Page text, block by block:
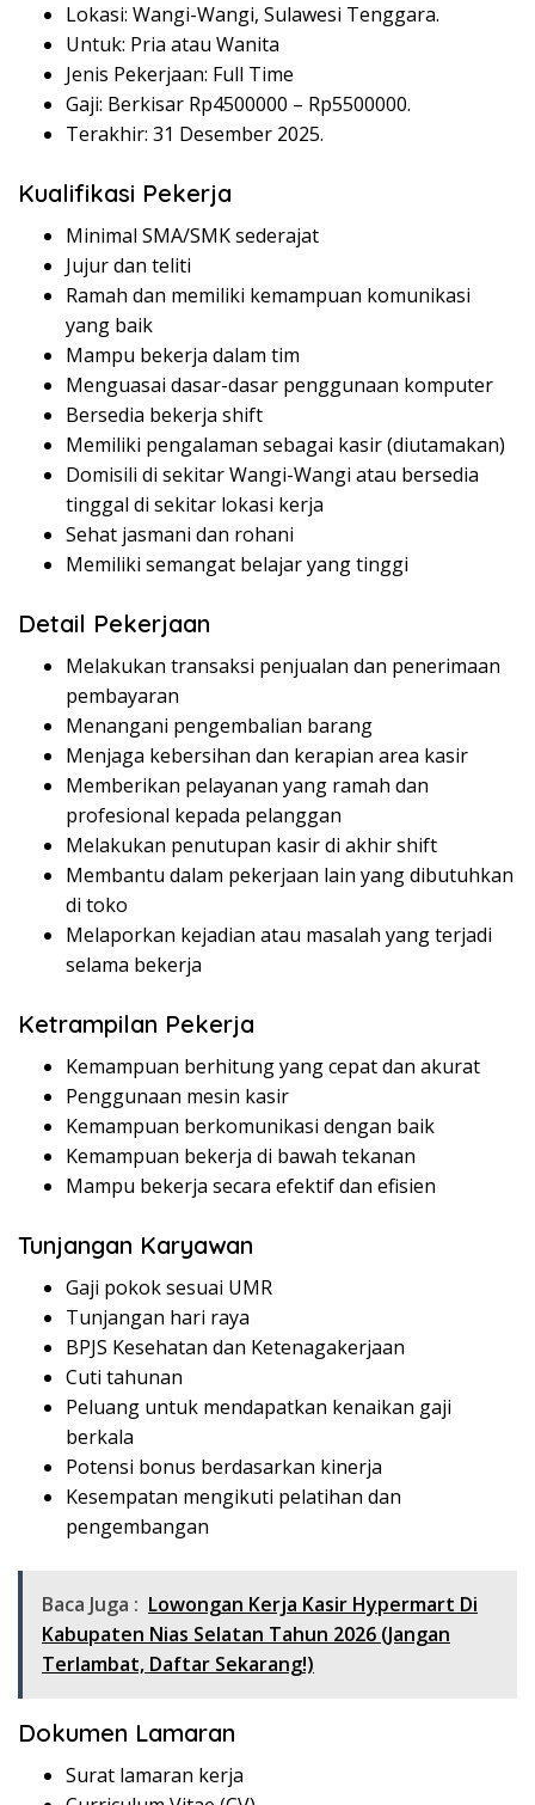
Lokasi: Wangi-Wangi, Sulawesi Tenggara.
Untuk: Pria atau Wanita
Jenis Pekerjaan: Full Time
Gaji: Berkisar Rp4500000 – Rp5500000.
Terakhir: 31 Desember 2025.
Kualifikasi Pekerja
Minimal SMA/SMK sederajat
Jujur dan teliti
Ramah dan memiliki kemampuan komunikasi
yang baik
Mampu bekerja dalam tim
Menguasai dasar-dasar penggunaan komputer
Bersedia bekerja shift
Memiliki pengalaman sebagai kasir (diutamakan)
Domisili di sekitar Wangi-Wangi atau bersedia
tinggal di sekitar lokasi kerja
Sehat jasmani dan rohani
Memiliki semangat belajar yang tinggi
Detail Pekerjaan
Melakukan transaksi penjualan dan penerimaan
pembayaran
Menangani pengembalian barang
Menjaga kebersihan dan kerapian area kasir
Memberikan pelayanan yang ramah dan
profesional kepada pelanggan
Melakukan penutupan kasir di akhir shift
Membantu dalam pekerjaan lain yang dibutuhkan
di toko
Melaporkan kejadian atau masalah yang terjadi
selama bekerja
Ketrampilan Pekerja
Kemampuan berhitung yang cepat dan akurat
Penggunaan mesin kasir
Kemampuan berkomunikasi dengan baik
Kemampuan bekerja di bawah tekanan
Mampu bekerja secara efektif dan efisien
Tunjangan Karyawan
Gaji pokok sesuai UMR
Tunjangan hari raya
BPJS Kesehatan dan Ketenagakerjaan
Cuti tahunan
Peluang untuk mendapatkan kenaikan gaji
berkala
Potensi bonus berdasarkan kinerja
Kesempatan mengikuti pelatihan dan
pengembangan
Baca Juga : Lowongan Kerja Kasir Hypermart Di
Kabupaten Nias Selatan Tahun 2026 (Jangan
Terlambat, Daftar Sekarang!)
Dokumen Lamaran
Surat lamaran kerja